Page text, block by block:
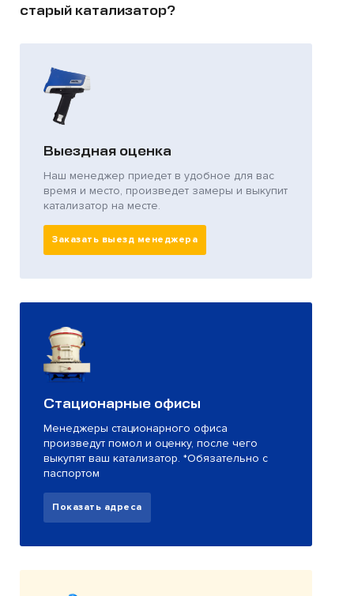
старый катализатор?
Выездная оценка
Наш менеджер приедет в удобное для вас
время и место, произведет замеры и выкупит
катализатор на месте.
Заказать выезд менеджера
Стационарные офисы
Менеджеры стационарного офиса
произведут помол и оценку, после чего
выкупят ваш катализатор. *Обязательно с
паспортом
Показать адреса